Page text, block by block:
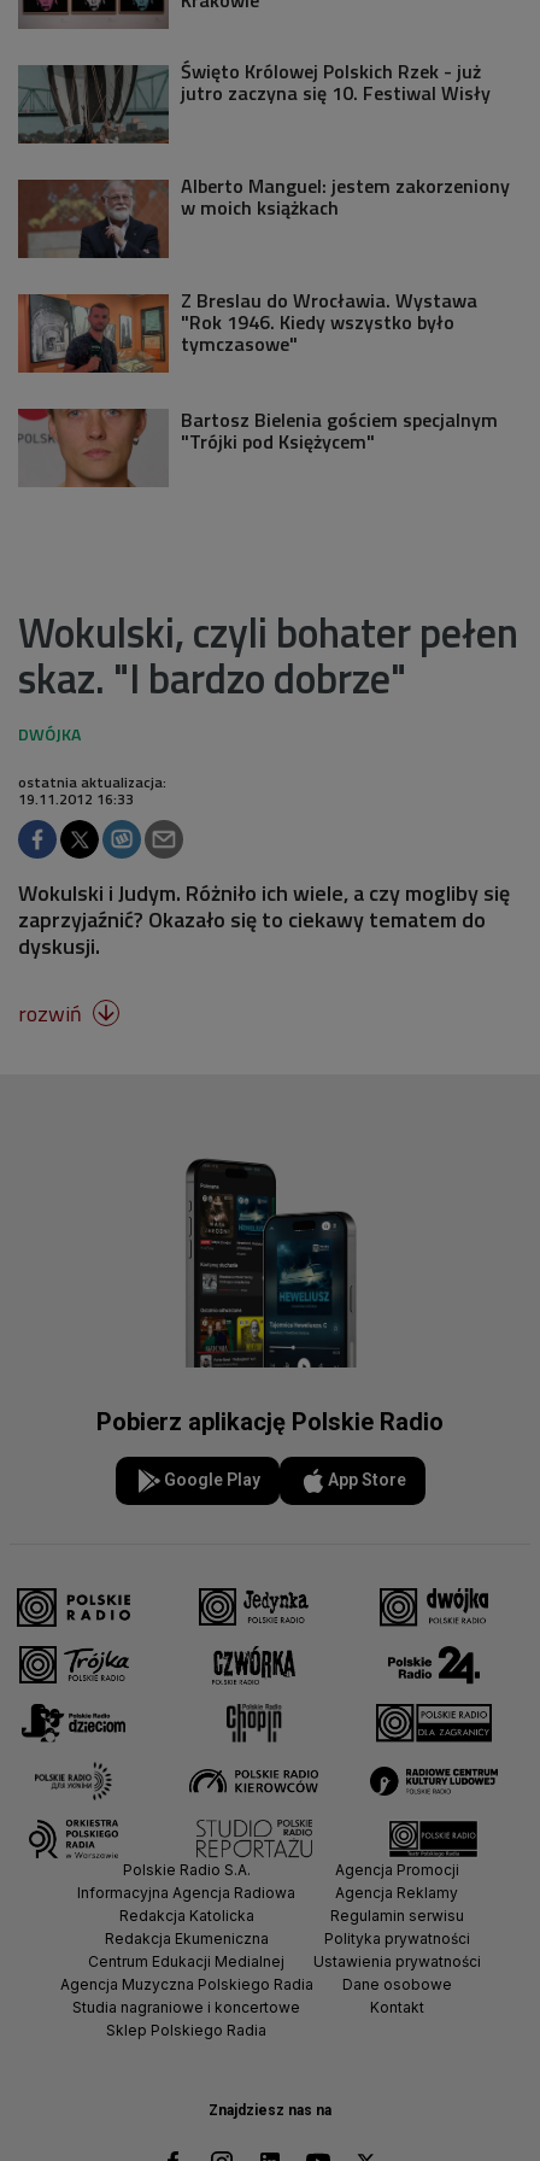
Święto Królowej Polskich Rzek - już
jutro zaczyna się 10. Festiwal Wisły
Alberto Manguel: jestem zakorzeniony
w moich książkach
Z Breslau do Wrocławia. Wystawa
"Rok 1946. Kiedy wszystko było
tymczasowe"
Bartosz Bielenia gościem specjalnym
"Trójki pod Księżycem"
Wokulski, czyli bohater pełen
skaz. "I bardzo dobrze"
ostatnia aktualizacja:
19.11.2012 16:33
Wokulski i Judym. Różniło ich wiele, a czy mogliby się
zaprzyjaźnić? Okazało się to ciekawy tematem do
dyskusji.
rozwiń 
Pobierz aplikację Polskie Radio
Google Play App Store
Znajdziesz nas na
Polskie Radio S.A.
Informacyjna Agencja Radiowa
Redakcja Katolicka
Redakcja Ekumeniczna
Centrum Edukacji Medialnej
Agencja Muzyczna Polskiego Radia
Studia nagraniowe i koncertowe
Sklep Polskiego Radia
Agencja Promocji
Agencja Reklamy
Regulamin serwisu
Polityka prywatności
Ustawienia prywatności
Dane osobowe
Kontakt